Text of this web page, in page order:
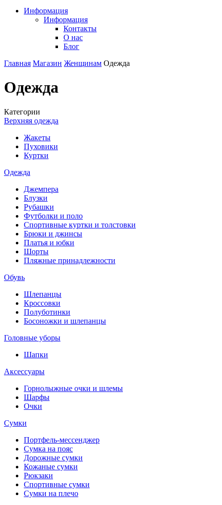
Информация
Информация
Контакты
О нас
Блог
Главная Магазин Женщинам Одежда
Одежда
Категории
Верхняя одежда
Жакеты
Пуховики
Куртки
Одежда
Джемпера
Блузки
Рубашки
Футболки и поло
Спортивные куртки и толстовки
Брюки и джинсы
Платья и юбки
Шорты
Пляжные принадлежности
Обувь
Шлепанцы
Кроссовки
Полуботинки
Босоножки и шлепанцы
Головные уборы
Шапки
Аксессуары
Горнолыжные очки и шлемы
Шарфы
Очки
Сумки
Портфель-мессенджер
Сумка на пояс
Дорожные сумки
Кожаные сумки
Рюкзаки
Спортивные сумки
Сумки на плечо